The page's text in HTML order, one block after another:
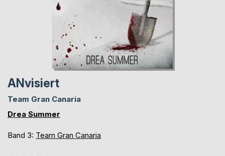
ANvisiert
Team Gran Canaria
Drea Summer
Band 3: Team Gran Canaria